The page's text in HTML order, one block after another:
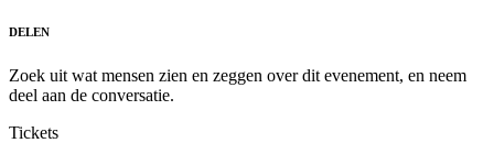
DELEN
Zoek uit wat mensen zien en zeggen over dit evenement, en neem
deel aan de conversatie.
Tickets